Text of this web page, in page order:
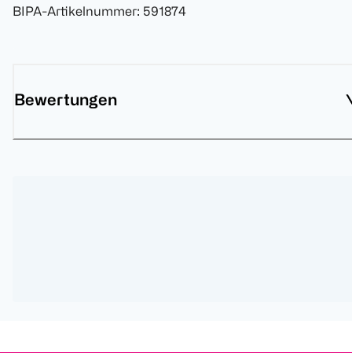
BIPA-Artikelnummer: 591874
Bewertungen